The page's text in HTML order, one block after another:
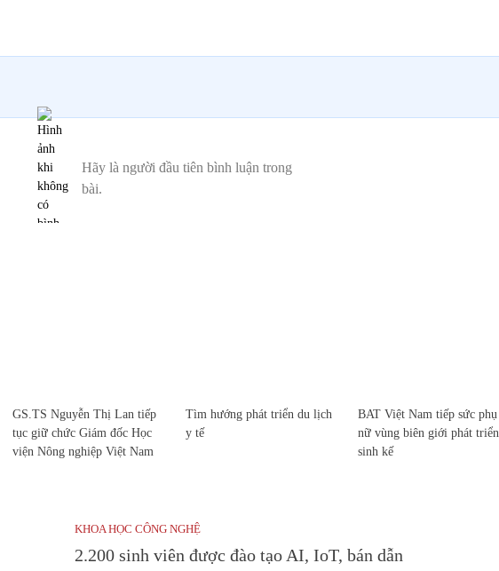
GS.TS Nguyễn Thị Lan tiếp
tục giữ chức Giám đốc Học
viện Nông nghiệp Việt Nam
Tìm hướng phát triển du lịch
y tế
BAT Việt Nam tiếp sức phụ
nữ vùng biên giới phát triển
sinh kế
KHOA HỌC CÔNG NGHỆ
2.200 sinh viên được đào tạo AI, IoT, bán dẫn